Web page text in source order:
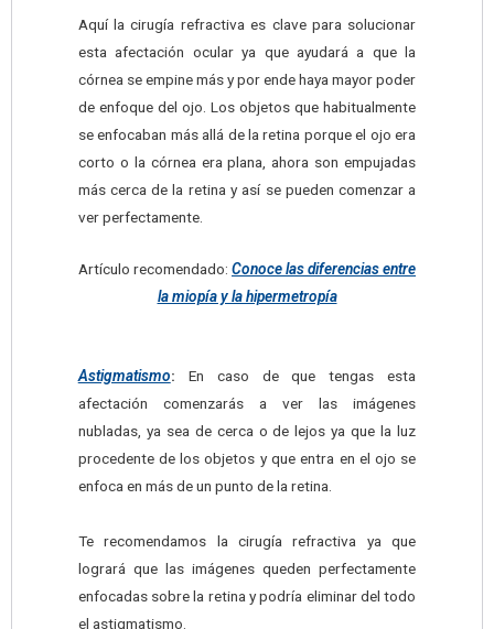
Aquí la cirugía refractiva es clave para solucionar
esta afectación ocular ya que ayudará a que la
córnea se empine más y por ende haya mayor poder
de enfoque del ojo. Los objetos que habitualmente
se enfocaban más allá de la retina porque el ojo era
corto o la córnea era plana, ahora son empujadas
más cerca de la retina y así se pueden comenzar a
ver perfectamente.
Artículo recomendado: Conoce las diferencias entre
la miopía y la hipermetropía
Astigmatismo: En caso de que tengas esta
afectación comenzarás a ver las imágenes
nubladas, ya sea de cerca o de lejos ya que la luz
procedente de los objetos y que entra en el ojo se
enfoca en más de un punto de la retina.
Te recomendamos la cirugía refractiva ya que
logrará que las imágenes queden perfectamente
enfocadas sobre la retina y podría eliminar del todo
el astigmatismo.